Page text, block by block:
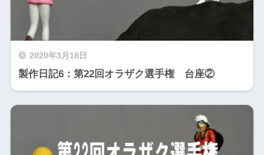
2020年3月18日
製作日記6：第22回オラザク選手権 台座②